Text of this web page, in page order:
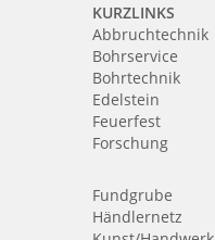
KURZLINKS
Abbruchtechnik
Bohrservice
Bohrtechnik
Edelstein
Feuerfest
Forschung
Fundgrube
Händlernetz